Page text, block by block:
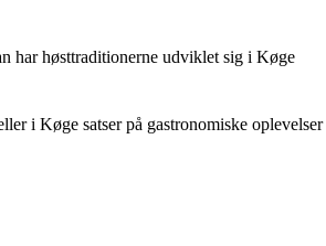
har høsttraditionerne udviklet sig i Køge
i Køge satser på gastronomiske oplevelser